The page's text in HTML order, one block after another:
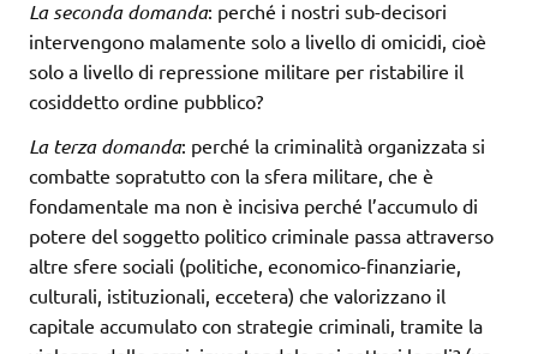
La seconda domanda: perché i nostri sub-decisori
intervengono malamente solo a livello di omicidi, cioè
solo a livello di repressione militare per ristabilire il
cosiddetto ordine pubblico?
La terza domanda: perché la criminalità organizzata si
combatte sopratutto con la sfera militare, che è
fondamentale ma non è incisiva perché l’accumulo di
potere del soggetto politico criminale passa attraverso
altre sfere sociali (politiche, economico-finanziarie,
culturali, istituzionali, eccetera) che valorizzano il
capitale accumulato con strategie criminali, tramite la